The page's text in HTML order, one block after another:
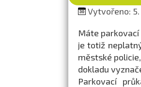
Vytvořeno: 5.
Máte
je totiž
městské
dokladu
Parkovací